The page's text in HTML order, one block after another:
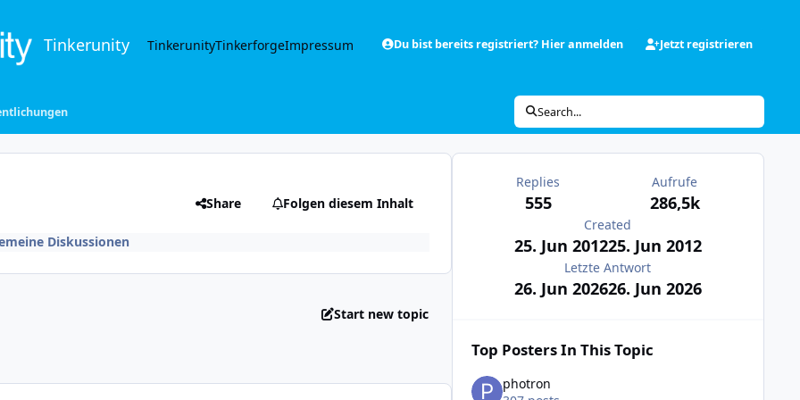
Tinkerunity TinkerunityTinkerforgeImpressum Du bist bereits registriert? Hier anmelden Jetzt registrieren
Search...
Share Folgen diesem Inhalt
Diskussionen
Start new topic
Replies
555
Aufrufe
286,5k
Created
25. Jun 201225. Jun 2012
Letzte Antwort
26. Jun 202626. Jun 2026
Top Posters In This Topic
photron